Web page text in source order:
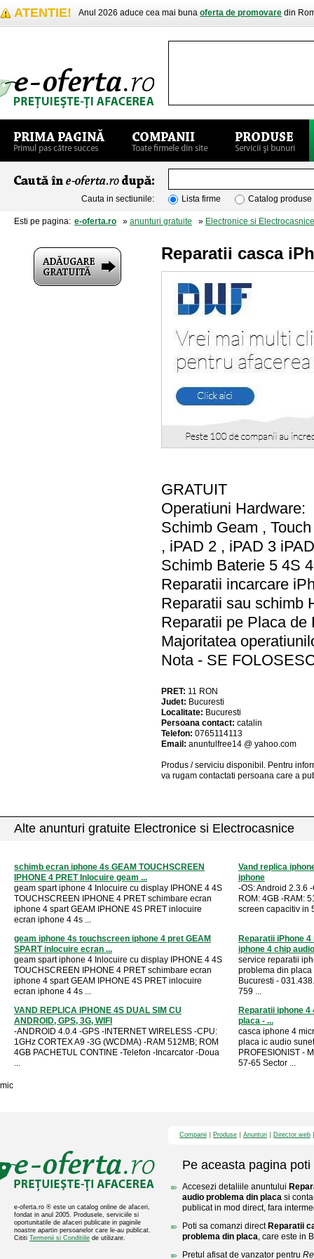
ATENTIE! Anul 2026 aduce cea mai buna oferta de promovare din
Cauta in sectiunile: Lista firme Catalog produse
Esti pe pagina: e-oferta.ro » anunturi gratuite » Electronice si Electrocasnice
Reparatii casca
GRATUIT
Operatiuni Hardware:
Schimb Geam ,
, iPAD 2 , iPAD 3
Schimb Baterie 5 4S
Reparatii incarcare
Reparatii sau schimb
Reparatii pe Placa de
Majoritatea
Nota - SE
PRET: 11 RON
Judet: Bucuresti
Localitate: Bucuresti
Persoana contact: catalin
Telefon: 0765114113
Email: anuntulfree14 @ yahoo.com
Produs / serviciu disponibil . Pentru
va rugam contactati persoana care a
Alte anunturi gratuite Electronice si Electrocasnice
schimb ecran iphone 4s GEAM TOUCHSCREEN
IPHONE 4 PRET Inlocuire geam ...
geam spart iphone 4 Inlocuire cu display IPHONE 4 4S
TOUCHSCREEN IPHONE 4 PRET schimbare ecran
iphone 4 spart GEAM IPHONE 4S PRET inlocuire
ecran iphone 4 4s ...
Vand replica
iphone
-OS: Android 2.3.6
ROM: 4GB -RAM:
screen capacitiv in
geam iphone 4s touchscreen iphone 4 pret GEAM
SPART inlocuire ecran ...
geam spart iphone 4 Inlocuire cu display IPHONE 4 4S
TOUCHSCREEN IPHONE 4 PRET schimbare ecran
iphone 4 spart GEAM IPHONE 4S PRET inlocuire
ecran iphone 4 4s ...
Reparatii iPhone
iphone 4 chip audio
service reparatii
problema din placa
Bucuresti -
759 ...
VAND REPLICA IPHONE 4S DUAL SIM CU
ANDROID, GPS, 3G, WIFI
-ANDROID 4.0.4 -GPS -INTERNET WIRELESS -CPU:
1GHz CORTEX A9 -3G (WCDMA) -RAM 512MB; ROM
4GB PACHETUL CONTINE -Telefon -Incarcator -Doua
...
Reparatii iphone
placa - ...
casca iphone 4
placa ic audio
PROFESIONIST -
57-65 Sector ...
mic
e-oferta.ro ® este un catalog online de afaceri,
fondat in anul 2005. Produsele, serviciile si
oportunitatile de afaceri publicate in paginile
noastre apartin persoanelor care le-au publicat.
Cititi Termenii si Conditiile de utilizare.
Companii Produse Anunturi Director web
Pe aceasta pagina poti
Accesezi detaliile anuntului
audio problema din placa si
publicat in mod direct, fara
Poti sa comanzi direct Reparatii
problema din placa, care este in
Pretul afisat de vanzator pentru